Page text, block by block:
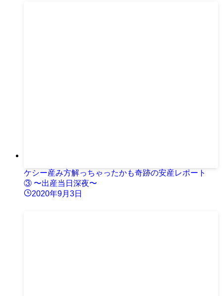
ケシー産み方解っちゃったかも奇跡の安産レポート
③ 〜出産当日深夜〜
2020年9月3日